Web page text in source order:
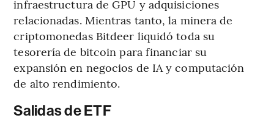
infraestructura de GPU y adquisiciones
relacionadas. Mientras tanto, la minera de
criptomonedas Bitdeer liquidó toda su
tesorería de bitcoin para financiar su
expansión en negocios de IA y computación
de alto rendimiento.
Salidas de ETF